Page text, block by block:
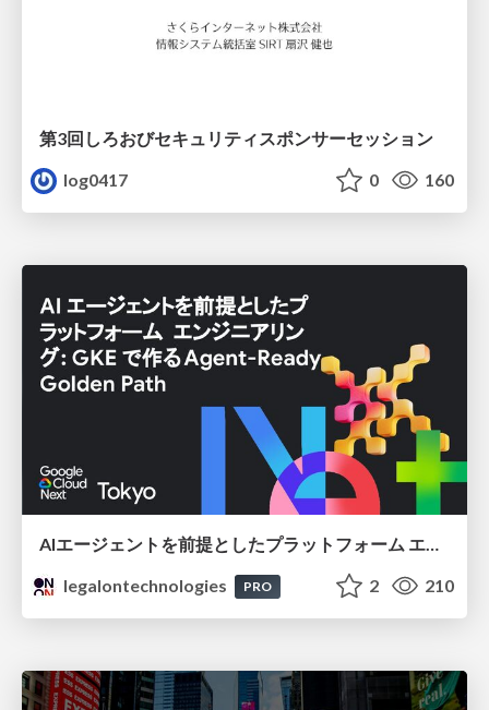
第3回しろおびセキュリティスポンサーセッション
log0417
0 160
AIエージェントを前提としたプラットフォーム エンジニアリング：GKEで作るAgent-Ready Golden Path
legalontechnologies
PRO 2 210